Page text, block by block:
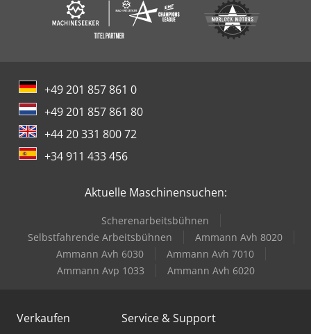
+49 201 857 861 0
+49 201 857 861 80
+44 20 331 800 72
+34 911 433 456
Aktuelle Maschinensuchen:
Scherenarbeitsbühnen
Selbstfahrende Arbeitsbühnen
Ammann Avh 8020
Ammann Avh 6030
Ammann Avh 7010
Ammann Avp 1033
Ammann Avh 6020
Verkaufen Service & Support